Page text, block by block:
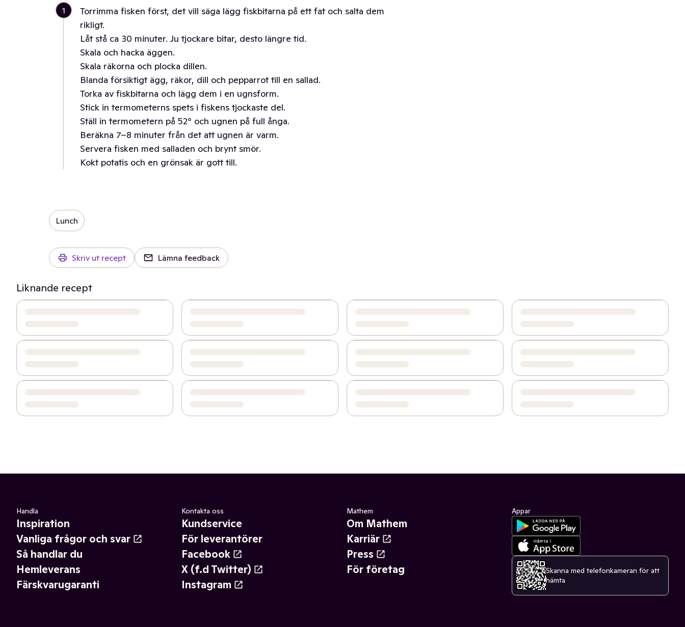
1
Torrimma fisken först, det vill säga lägg fiskbitarna på ett fat och salta dem
rikligt.
Låt stå ca 30 minuter. Ju tjockare bitar, desto längre tid.
Skala och hacka äggen.
Skala räkorna och plocka dillen.
Blanda försiktigt ägg, räkor, dill och pepparrot till en sallad.
Torka av fiskbitarna och lägg dem i en ugnsform.
Stick in termometerns spets i fiskens tjockaste del.
Ställ in termometern på 52° och ugnen på full ånga.
Beräkna 7–8 minuter från det att ugnen är varm.
Servera fisken med salladen och brynt smör.
Kokt potatis och en grönsak är gott till.
Lunch
Skriv ut recept Lämna feedback
Liknande recept
Handla
Inspiration
Vanliga frågor och svar
Så handlar du
Hemleverans
Färskvarugaranti
Kontakta oss
Kundservice
För leverantörer
Facebook
X (f.d Twitter)
Instagram
Mathem
Om Mathem
Karriär
Press
För företag
Appar
Skanna med telefonkameran för att
hämta